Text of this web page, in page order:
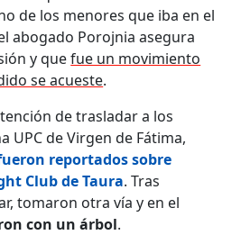
de los menores que iba en el
abogado Porojnia asegura
y quefue un movimiento
se acueste.
de trasladar a los
UPC de Virgen de Fátima,
reportados sobre
Club de Taura. Tras
tomaron otra vía y en el
con un árbol.